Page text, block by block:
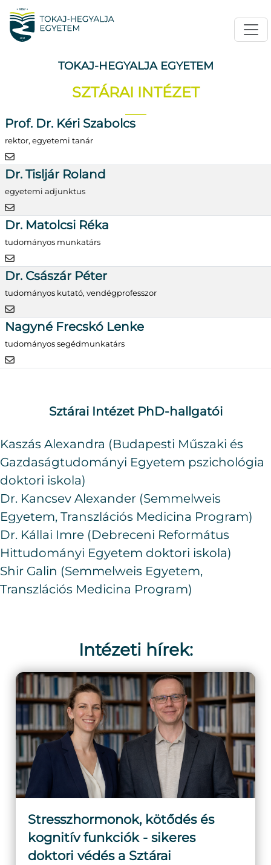
TOKAJ-HEGYALJA EGYETEM
SZTÁRAI INTÉZET
Prof. Dr. Kéri Szabolcs
rektor, egyetemi tanár
Dr. Tisljár Roland
egyetemi adjunktus
Dr. Matolcsi Réka
tudományos munkatárs
Dr. Császár Péter
tudományos kutató, vendégprofesszor
Nagyné Frecskó Lenke
tudományos segédmunkatárs
Sztárai Intézet PhD-hallgatói
Kaszás Alexandra (Budapesti Műszaki és
Gazdaságtudományi Egyetem pszichológia
doktori iskola)
Dr. Kancsev Alexander (Semmelweis
Egyetem, Transzlációs Medicina Program)
Dr. Kállai Imre (Debreceni Református
Hittudományi Egyetem doktori iskola)
Shir Galin (Semmelweis Egyetem,
Transzlációs Medicina Program)
Intézeti hírek:
Stresszhormonok, kötődés és
kognitív funkciók - sikeres
doktori védés a Sztárai